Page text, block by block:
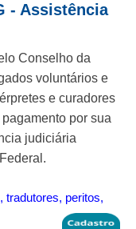
- Assistência
Conselho da
voluntários e
e curadores
por sua
judiciária
tradutores, peritos,